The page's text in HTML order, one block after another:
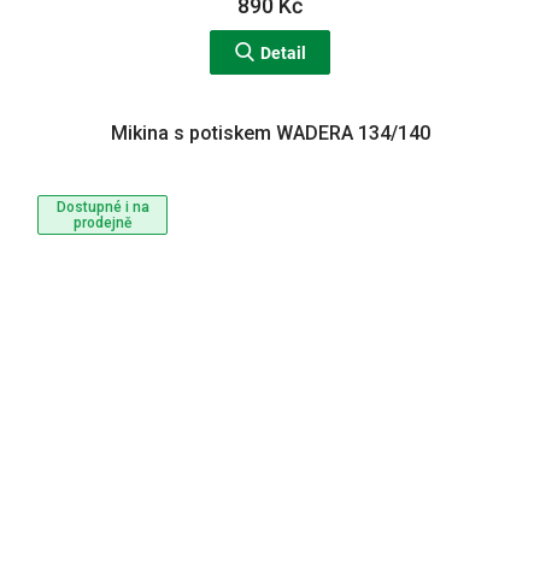
890 Kč
Detail
Dostupné i na
prodejně
Mikina s potiskem WADERA 134/140